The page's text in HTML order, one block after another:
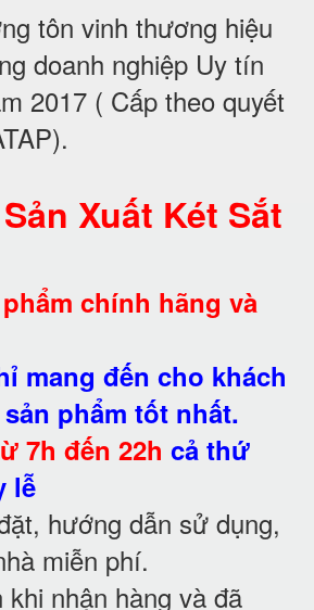
tôn vinh thương hiệu
doanh nghiệp Uy tín
2017 ( Cấp theo quyết
Xuất Két Sắt
chính hãng và
mang đến cho khách
phẩm tốt nhất.
7h đến 22h cả thứ
lễ
hướng dẫn sử dụng,
miễn phí.
khi nhận hàng và đã